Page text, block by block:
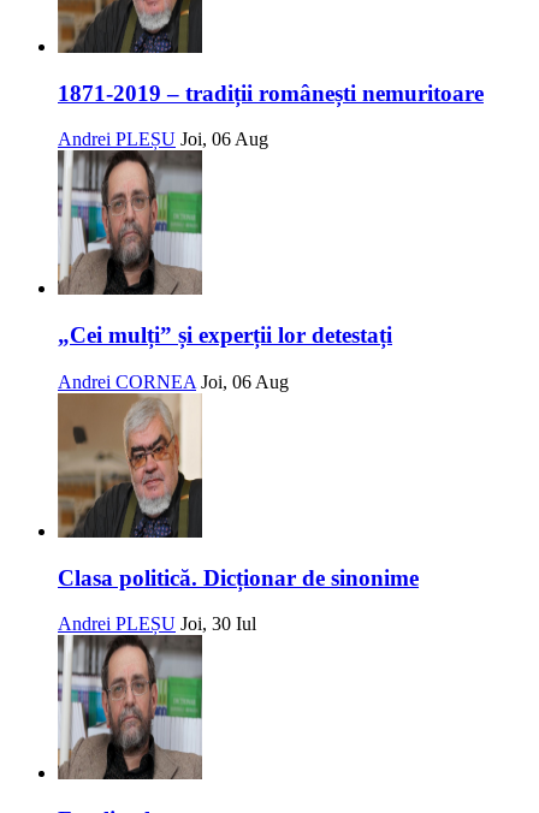
1871-2019 – tradiții românești nemuritoare
Andrei PLEȘU Joi, 06 Aug
„Cei mulți” și experții lor detestați
Andrei CORNEA Joi, 06 Aug
Clasa politică. Dicționar de sinonime
Andrei PLEȘU Joi, 30 Iul